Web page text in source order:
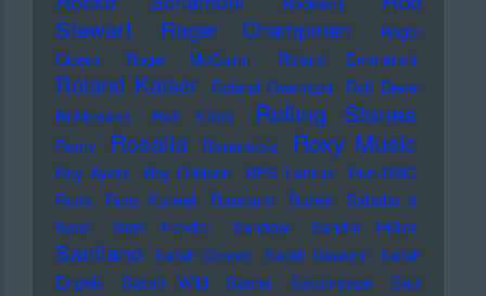
Stewart
Roger Champman
Roger
Cicero
Roger McGuinn Roland Emmerich
Roland Kaiser Roland Owsnitzki
Rolf Dieter
Brinkmann
Rolf Kühn Rolling Stones
Romy Rosalia Rosenstolz Roxy Music
Roy Ayers Roy Orbison RPS Lanrue
Run-DMC
Rush
Russ Kunkel Russland Rutles
Sababa 5
Sade
Sam Fender Sandow Sandra Hüller
Santiano Sarah Connor Sarah Davachi Sarah
Engels
Sarah Wild Sasha Saturndaze
Saul